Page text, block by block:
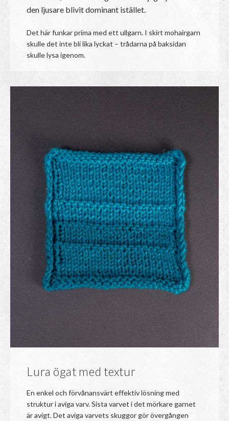
den ljusare blivit dominant istället.
Det här funkar prima med ett ullgarn. I skirt mohairgarn
skulle det inte bli lika lyckat – trådarna på baksidan
skulle lysa igenom.
Lura ögat med textur
En enkel och förvånansvärt effektiv lösning med
struktur i aviga varv. Sista varvet i det mörkare garnet
är avigt. Det aviga varvets skuggor gör övergången